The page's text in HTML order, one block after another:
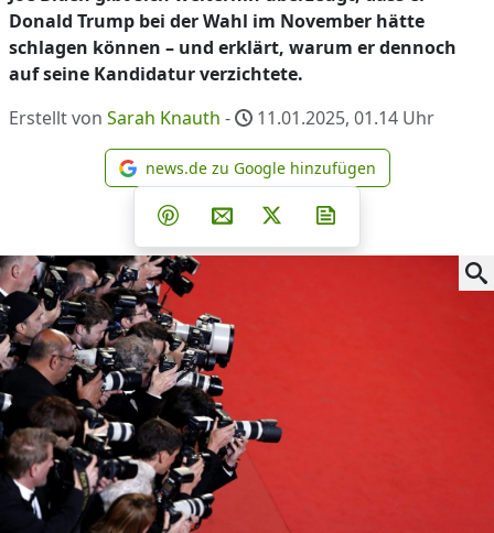
Donald Trump bei der Wahl im November hätte
schlagen können – und erklärt, warum er dennoch
auf seine Kandidatur verzichtete.
Erstellt von Sarah Knauth - 11.01.2025, 01.14 Uhr
news.de zu Google
news.de zu Google hinzufügen
Teilen auf Facebook
Teilen auf Whatsapp
Teilen auf Telegram
Teilen auf Pinterest
Per E-Mail teilen
Post auf X